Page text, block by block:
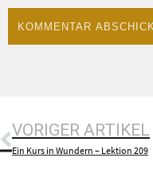
VORIGER ARTIKEL
Ein Kurs in Wundern – Lektion 209